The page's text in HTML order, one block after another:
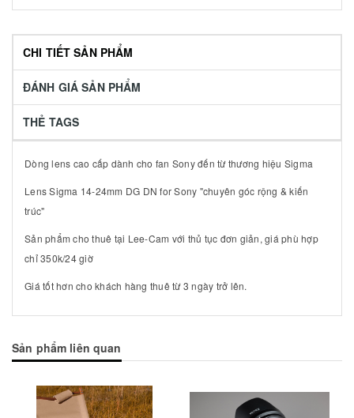
CHI TIẾT SẢN PHẨM
ĐÁNH GIÁ SẢN PHẨM
THẺ TAGS
Dòng lens cao cấp dành cho fan Sony đến từ thương hiệu Sigma
Lens Sigma 14-24mm DG DN for Sony "chuyên góc rộng & kiến
trúc"
Sản phẩm cho thuê tại Lee-Cam với thủ tục đơn giản, giá phù hợp
chỉ 350k/24 giờ
Giá tốt hơn cho khách hàng thuê từ 3 ngày trở lên.
Sản phẩm liên quan